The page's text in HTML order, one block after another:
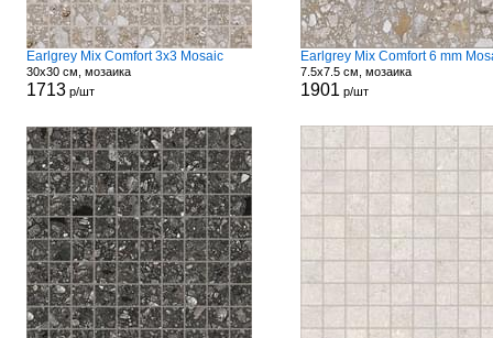
Earlgrey Mix Comfort 3x3 Mosaic
30x30 см, мозаика
1713р/шт
Earlgrey Mix Comfort 6 mm
7.5x7.5 см, мозаика
1901 р/шт